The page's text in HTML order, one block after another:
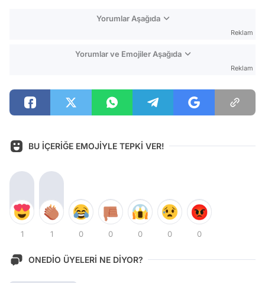
Yorumlar Aşağıda
Reklam
Yorumlar ve Emojiler Aşağıda
Reklam
BU İÇERİĞE EMOJİYLE TEPKİ VER!
1 1 0 0 0 0 0
ONEDİO ÜYELERİ NE DİYOR?